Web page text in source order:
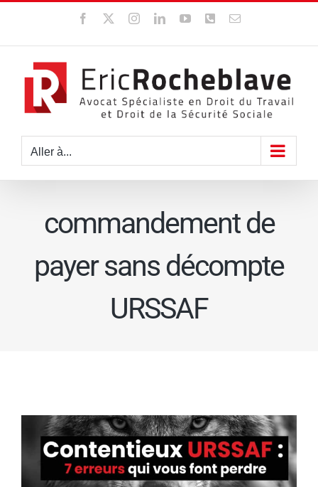
contenu
Facebook InstagramLinkedInYouTubeWhatsApp
Email
Aller à...
commandement de
payer sans décompte
URSSAF